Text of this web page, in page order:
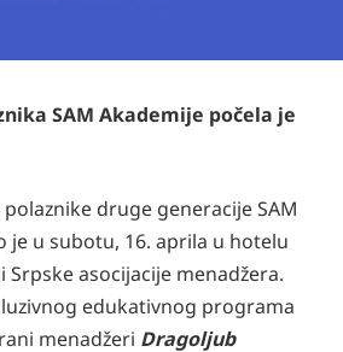
SAM Akademije počela je
druge generacije SAM
je u subotu, 16. aprila u hotelu
Srpske asocijacije menadžera.
edukativnog programa
menadžeri Dragoljub